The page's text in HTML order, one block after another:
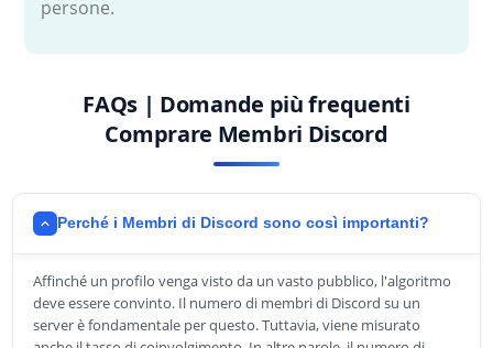
persone.
FAQs | Domande più frequenti
Comprare Membri Discord
Perché i Membri di Discord sono così importanti?
Affinché un profilo venga visto da un vasto pubblico, l'algoritmo
deve essere convinto. Il numero di membri di Discord su un
server è fondamentale per questo. Tuttavia, viene misurato